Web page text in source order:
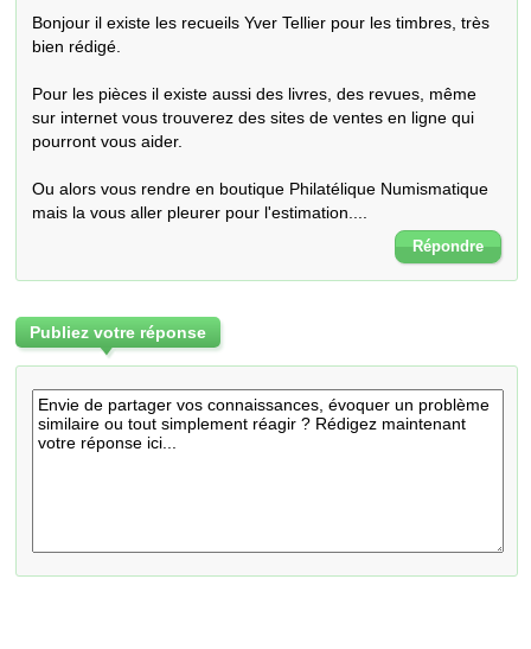
Bonjour il existe les recueils Yver Tellier pour les timbres, très
bien rédigé.
Pour les pièces il existe aussi des livres, des revues, même
sur internet vous trouverez des sites de ventes en ligne qui
pourront vous aider.
Ou alors vous rendre en boutique Philatélique Numismatique
mais la vous aller pleurer pour l'estimation....
Répondre
Publiez votre réponse